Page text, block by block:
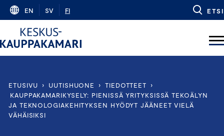
Skip
content
EN SV FI ETSI
ETUSIVU › UUTISHUONE › TIEDOTTEET
›
KAUPPAKAMARIKYSELY: PIENISSÄ YRITYKSISSÄ TEKOÄLYN
JA TEKNOLOGIAKEHITYKSEN HYÖDYT JÄÄNEET VIELÄ
VÄHÄISIKSI